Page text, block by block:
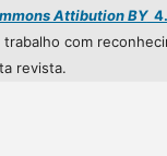
Attibution BY
com
revista.